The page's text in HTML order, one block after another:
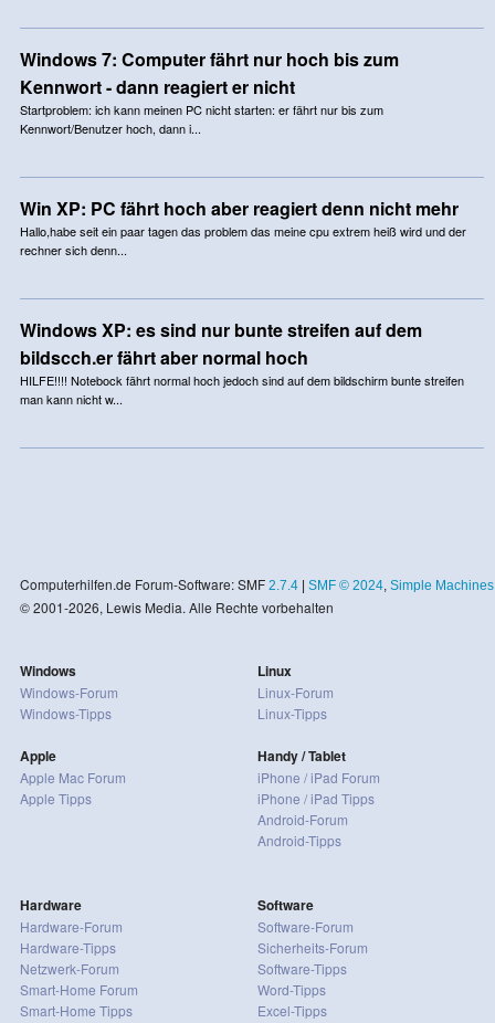
Windows 7: Computer fährt nur hoch bis zum
Kennwort - dann reagiert er nicht
Startproblem: ich kann meinen PC nicht starten: er fährt nur bis zum
Kennwort/Benutzer hoch, dann i...
Win XP: PC fährt hoch aber reagiert denn nicht mehr
Hallo,habe seit ein paar tagen das problem das meine cpu extrem heiß wird und der
rechner sich denn...
Windows XP: es sind nur bunte streifen auf dem
bildscch.er fährt aber normal hoch
HILFE!!!! Notebock fährt normal hoch jedoch sind auf dem bildschirm bunte streifen
man kann nicht w...
Computerhilfen.de Forum-Software: SMF 2.7.4| SMF © 2024, Simple Machines
© 2001-2026, Lewis Media. Alle Rechte vorbehalten
Windows
Windows-Forum
Windows-Tipps
Apple
Apple Mac Forum
Apple Tipps
Linux
Linux-Forum
Linux-Tipps
Handy / Tablet
iPhone / iPad Forum
iPhone / iPad Tipps
Android-Forum
Android-Tipps
Hardware
Hardware-Forum
Hardware-Tipps
Netzwerk-Forum
Smart-Home Forum
Smart-Home Tipps
Software
Software-Forum
Sicherheits-Forum
Software-Tipps
Word-Tipps
Excel-Tipps